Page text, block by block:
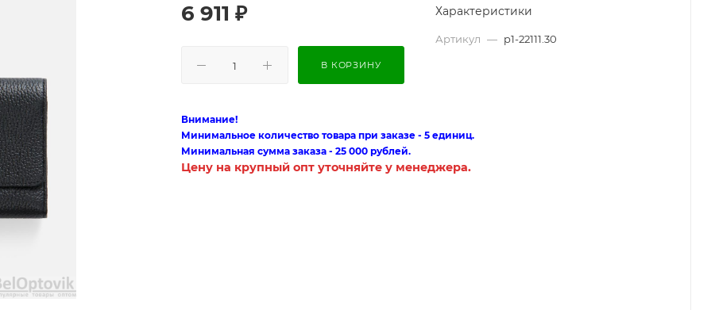
6 911 ₽
В КОРЗИНУ
Характеристики
Артикул — p1-22111.30
Внимание!
Минимальное количество товара при заказе - 5 единиц.
Минимальная сумма заказа - 25 000 рублей.
Цену на крупный опт уточняйте у менеджера.